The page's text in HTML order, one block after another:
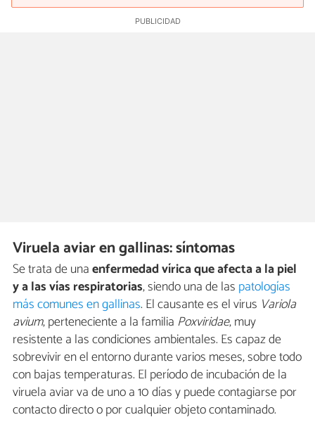
Viruela aviar en gallinas: síntomas
Se trata de unaenfermedad vírica que afecta a la piel
y a las vías respiratorias, siendo una de las patologías
más comunes en gallinas. El causante es el virus Variola
avium, perteneciente a la familia Poxviridae, muy
resistente a las condiciones ambientales. Es capaz de
sobrevivir en el entorno durante varios meses, sobre todo
con bajas temperaturas. El período de incubación de la
viruela aviar va de uno a 10 días y puede contagiarse por
contacto directo o por cualquier objeto contaminado.